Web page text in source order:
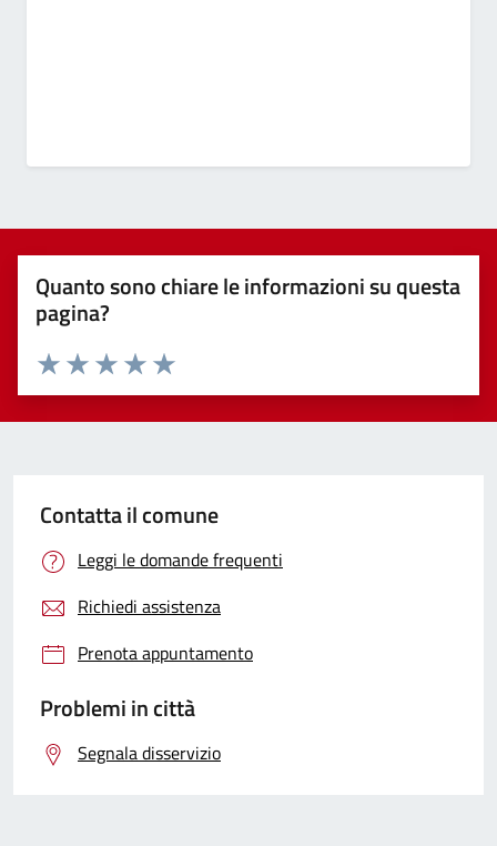
Quanto sono chiare le informazioni su questa
pagina?
Valuta 5 stelle su 5
Valuta 4 stelle su 5
Valuta 3 stelle su 5
Valuta 2 stelle su 5
Valuta 1 stelle su 5
Contatta il comune
Leggi le domande frequenti
Richiedi assistenza
Prenota appuntamento
Problemi in città
Segnala disservizio